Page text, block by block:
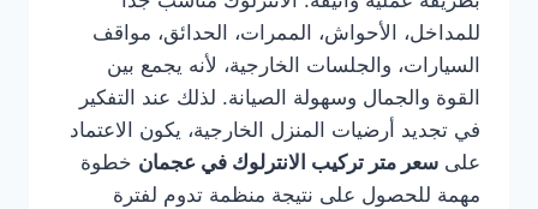
للمداخل، الأحواش، الممرات، الحدائق، مواقف
السيارات، والجلسات الخارجية، لأنه يجمع بين
القوة والجمال وسهولة الصيانة. لذلك عند التفكير
في تجديد أرضيات المنزل الخارجية، يكون الاعتماد
على سعر متر تركيب الانترلوك في عجمان خطوة
مهمة للحصول على نتيجة منظمة تدوم لفترة